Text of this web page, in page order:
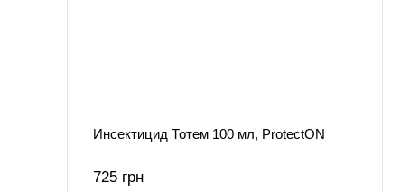
Инсектицид Тотем 100 мл, ProtectON
725 грн